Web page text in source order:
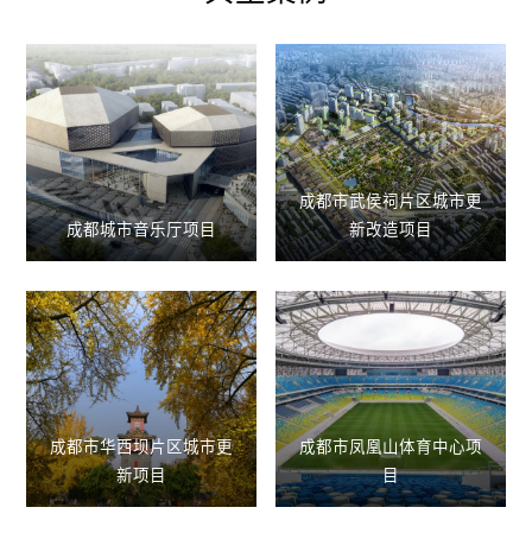
成都城市音乐厅项目
成都市武侯祠片区城市更
新改造项目
成都市华西坝片区城市更
新项目
成都市凤凰山体育中心项
目